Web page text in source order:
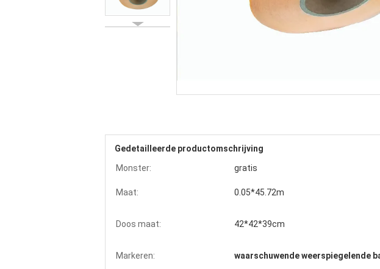
Gedetailleerde productomschrijving
Monster:
gratis
Maat: 0.05*45.72m
Doos maat: 42*42*39cm
Markeren: waarschuwende weerspiegelende